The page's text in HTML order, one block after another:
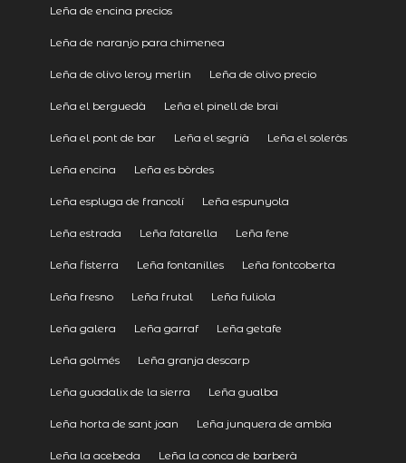
Leña de encina precios
Leña de naranjo para chimenea
Leña de olivo leroy merlin Leña de olivo precio
Leña el berguedà Leña el pinell de brai
Leña el pont de bar Leña el segrià Leña el soleràs
Leña encina Leña es bòrdes
Leña espluga de francolí Leña espunyola
Leña estrada Leña fatarella Leña fene
Leña fisterra Leña fontanilles Leña fontcoberta
Leña fresno Leña frutal Leña fuliola
Leña galera Leña garraf Leña getafe
Leña golmés Leña granja descarp
Leña guadalix de la sierra Leña gualba
Leña horta de sant joan Leña junquera de ambía
Leña la acebeda Leña la conca de barberà